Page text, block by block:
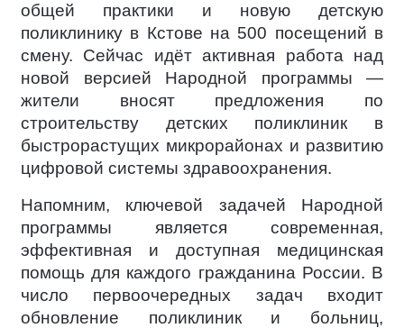
общей практики и новую детскую
поликлинику в Кстове на 500 посещений в
смену. Сейчас идёт активная работа над
новой версией Народной программы —
жители вносят предложения по
строительству детских поликлиник в
быстрорастущих микрорайонах и развитию
цифровой системы здравоохранения.
Напомним, ключевой задачей Народной
программы является современная,
эффективная и доступная медицинская
помощь для каждого гражданина России. В
число первоочередных задач входит
обновление поликлиник и больниц,